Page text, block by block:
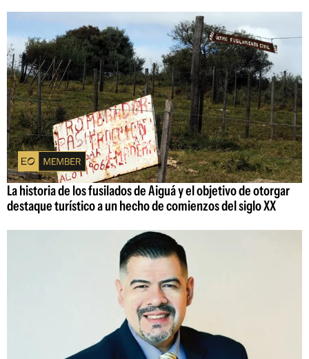
La historia de los fusilados de Aiguá y el objetivo de otorgar
destaque turístico a un hecho de comienzos del siglo XX